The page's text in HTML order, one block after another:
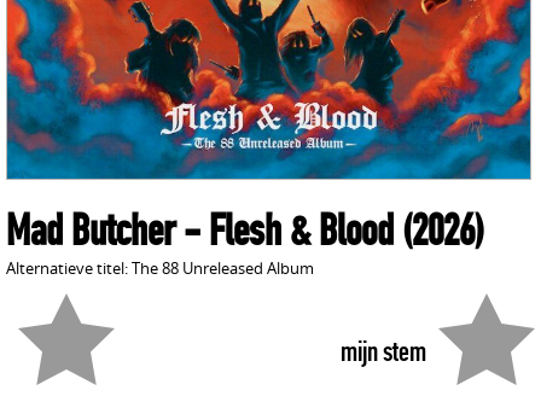
Mad Butcher- Flesh & Blood(2026)
Alternatieve titel: The 88 Unreleased Album
mijn stem